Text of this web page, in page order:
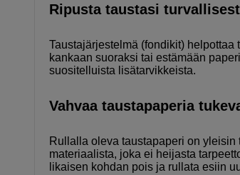
Ripusta taustasi
Taustajärjestelmä (fondikit)
kankaan suoraksi tai estämään
suositelluista lisätarvikkeista.
Vahvaa taustapaperia
Rullalla oleva taustapaperi on
materiaalista, joka ei heijasta
likaisen kohdan pois ja rullata esiin